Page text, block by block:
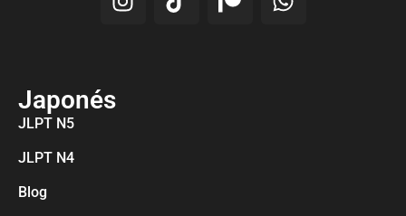
Japonés
JLPT N5
JLPT N4
Blog